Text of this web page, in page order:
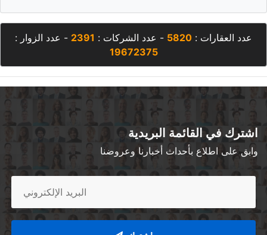
عدد العقارات : 5820 - عدد الشركات : 2391 - عدد الزوار :
19672375
اشترك في القائمة البريدية
وابق على اطلاع بأحداث أخبارنا وعروضنا